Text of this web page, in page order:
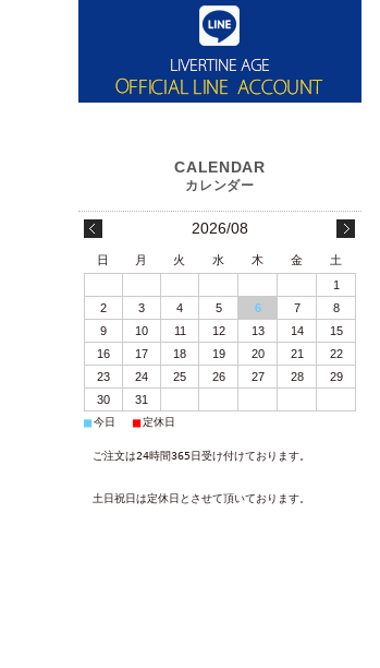
2026/08
日 月 火 水 木 金
土
1
2
3 4 5 6 7
8
9
10 11 12 13 14
15
16
17 18 19 20 21
22
23
24 25 26 27 28
29
30
31
■今日 ■定休日
ご注文は24時間365日受け付けております。
土日祝日は定休日とさせて頂いております。